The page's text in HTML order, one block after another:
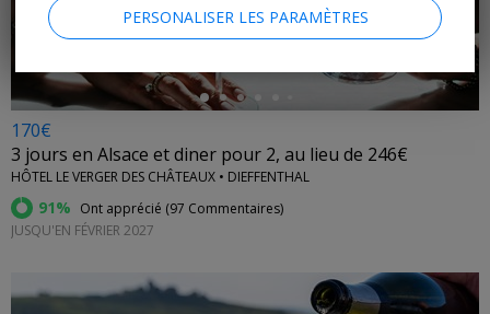
170€
3 jours en Alsace et diner pour 2, au lieu de 246€
HÔTEL LE VERGER DES CHÂTEAUX • DIEFFENTHAL
91% Ont apprécié (97 Commentaires)
JUSQU'EN FÉVRIER 2027
PERSONALISER LES PARAMÈTRES